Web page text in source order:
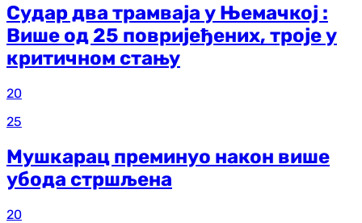
Судар два трамваја у Њемачкој :
Више од 25 повријеђених, троје у
критичном стању
20
25
Мушкарац преминуо након више
убода стршљена
20